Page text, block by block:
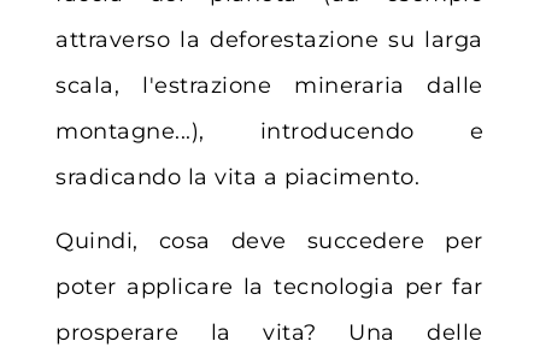
attraverso la deforestazione su larga
scala, l'estrazione mineraria dalle
montagne...), introducendo e
sradicando la vita a piacimento.
Quindi, cosa deve succedere per
poter applicare la tecnologia per far
prosperare la vita? Una delle